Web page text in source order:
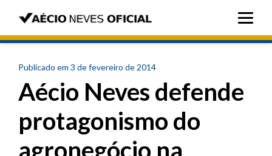
Publicado em 3 de fevereiro de 2014
Aécio Neves defende
protagonismo do
agronegócio na